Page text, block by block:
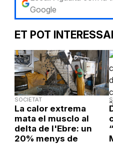
Google
ET POT
SOCIETAT
La calor extrema
mata el musclo al
delta de l'Ebre: un
20% menys de